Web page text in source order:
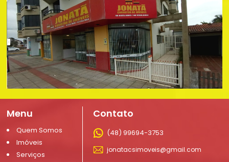
Menu
Quem Somos
Imóveis
Serviços
Contato
(48) 99694-3753
jonatacsimoveis@gmail.com